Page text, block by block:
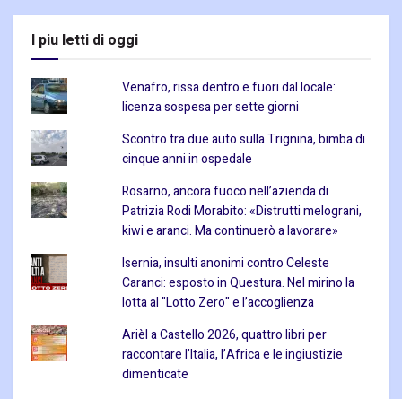
I piu letti di oggi
Venafro, rissa dentro e fuori dal locale:
licenza sospesa per sette giorni
Scontro tra due auto sulla Trignina, bimba di
cinque anni in ospedale
Rosarno, ancora fuoco nell’azienda di
Patrizia Rodi Morabito: «Distrutti melograni,
kiwi e aranci. Ma continuerò a lavorare»
Isernia, insulti anonimi contro Celeste
Caranci: esposto in Questura. Nel mirino la
lotta al "Lotto Zero" e l’accoglienza
Arièl a Castello 2026, quattro libri per
raccontare l’Italia, l’Africa e le ingiustizie
dimenticate